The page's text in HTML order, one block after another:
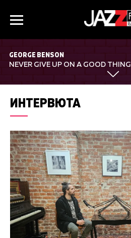
GEORGE BENSON
NEVER GIVE UP ON A GOOD THING
ИНТЕРВЮТА